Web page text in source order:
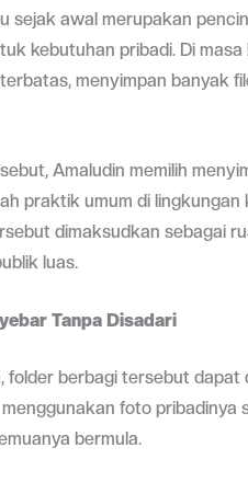
sejak awal merupakan
kebutuhan pribadi. Di
menyimpan banyak
Amaludin memilih
praktik umum di
dimaksudkan sebagai
luas.
Tanpa Disadari
folder berbagi tersebut
foto pribadinya
bermula.